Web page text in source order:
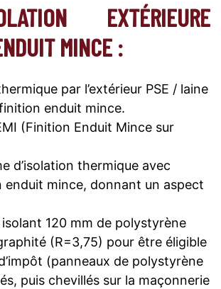
EXTÉRIEURE
MINCE :
par l’extérieur PSE / laine
enduit mince.
(Finition Enduit Mince sur
d’isolation thermique avec
enduit mince, donnant un aspect
isolant 120 mm de polystyrène
(R=3,75) pour être éligible
(panneaux de polystyrène
puis chevillés sur la maçonnerie